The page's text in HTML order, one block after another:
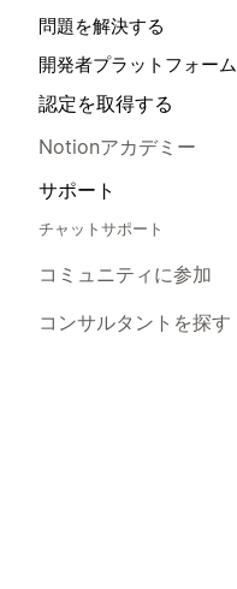
問題を解決する
開発者プラットフォーム
認定を取得する
Notionアカデミー
サポート
チャットサポート
コミュニティに参加
コンサルタントを探す